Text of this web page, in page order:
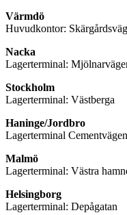
Värmdö
Huvudkontor:
Nacka
Lagerterminal:
Stockholm
Lagerterminal: Västberga
Haninge/Jordbro
Lagerterminal
Malmö
Lagerterminal: Västra
Helsingborg
Lagerterminal: Depågatan